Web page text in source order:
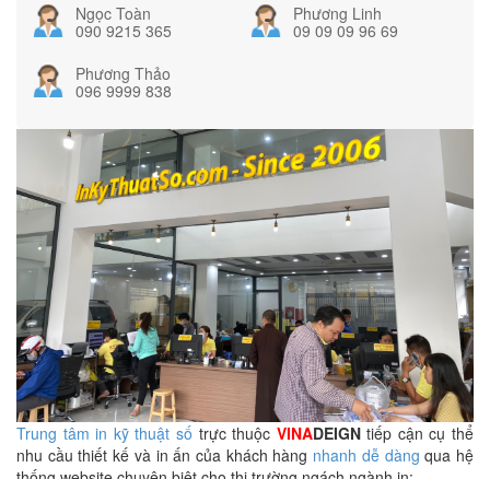
Ngọc Toàn
090 9215 365
Phương Linh
09 09 09 96 69
Phương Thảo
096 9999 838
Trung tâm in kỹ thuật số trực thuộc VINADEIGNtiếp cận cụ thể
nhu cầu thiết kế và in ấn của khách hàng nhanh dễ dàng qua hệ